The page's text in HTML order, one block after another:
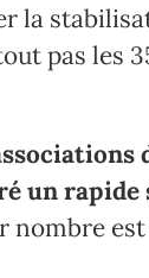
la
pas les
un rapide
nombre